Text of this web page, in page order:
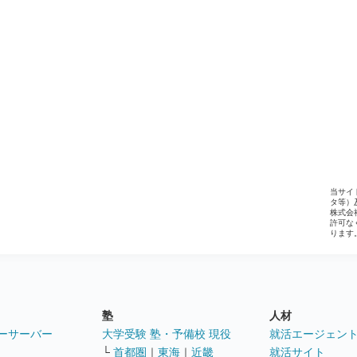
当サイ
タ等）
株式会
許可な
ります
サーバー
塾
大学受験 塾・予備校 現役
└ 首都圏 ｜ 東海 ｜ 近畿
人材
就活エージェン
就活サイト